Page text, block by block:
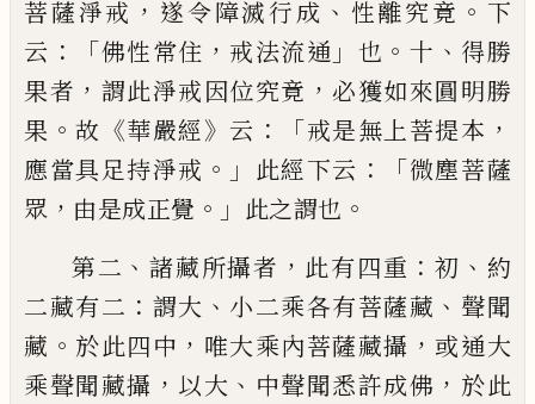
菩薩淨戒 ， 遂令障滅行成 、 性離究竟 。 下
云 ： 「佛性常住 ， 戒法流通 」 也 。 十 、 得勝
果者 ， 謂此淨戒因位究竟 ， 必獲如來圓明勝
果 。故 《華嚴經》 云 ：「戒是無上菩提本 ，
應當具足持淨戒 。」 此經下云 ：「微塵菩薩
眾 ， 由是成正覺 。」 此之謂也 。
第二 、諸藏所攝者 ， 此有四重 ：初 、 約
二藏有二 ： 謂大 、 小二乘各有菩薩藏 、 聲聞
藏 。 於此四中 ， 唯大乘內菩薩藏攝 ， 或通大
乘聲聞藏攝 ， 以大 、 中聲聞悉許成佛 ， 於此